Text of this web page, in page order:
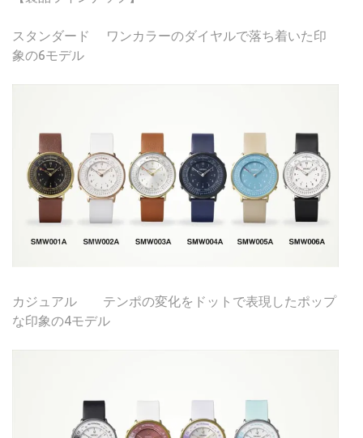
スタンダード ワンカラーのダイヤルで落ち着いた印
象の6モデル
カジュアル テンポの変化をドットで表現したポップ
な印象の4モデル